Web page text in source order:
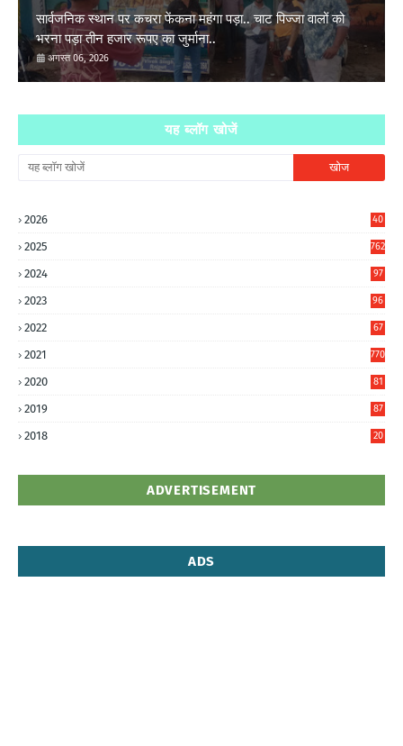
सार्वजनिक स्थान पर कचरा फेंकना महंगा पड़ा.. चाट पिज्जा वालों को
भरना पड़ा तीन हजार रूपए का जुर्माना..
अगस्त 06, 2026
यह ब्लॉग खोजें
2026
40
2025 762
2024
97
2023
96
2022
67
2021 770
2020
81
2019
87
2018
20
ADVERTISEMENT
ADS